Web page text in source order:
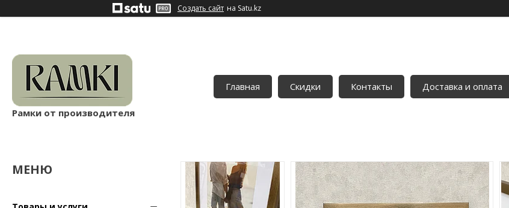
Создать сайт на Satu.kz
Рамки от производителя
Главная Скидки Контакты Доставка и оплата